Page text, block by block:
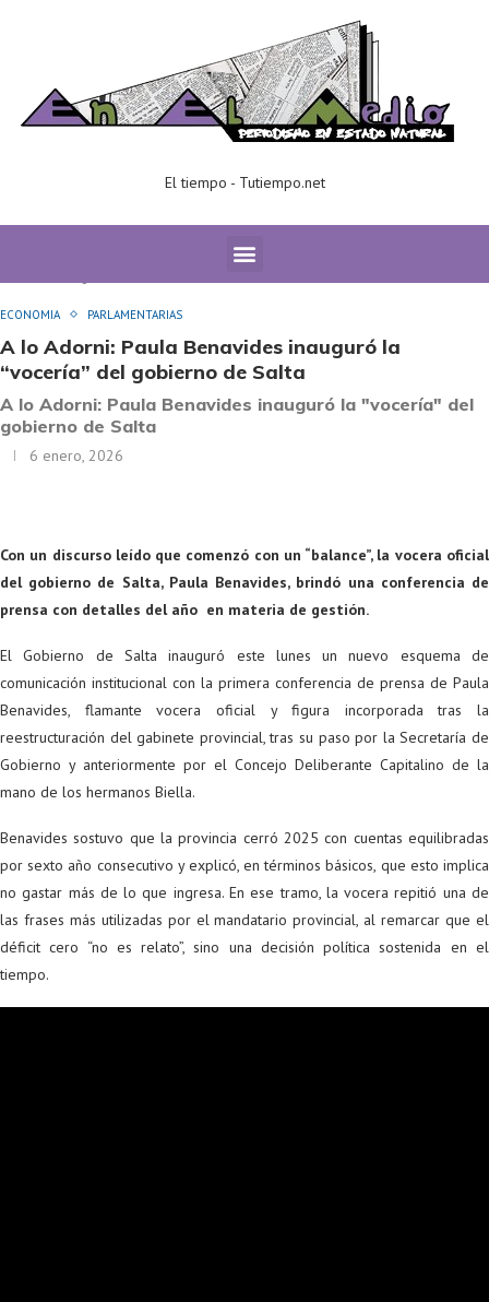
El tiempo - Tutiempo.net
A lo Adorni: Paula Benavides inauguró la
ECONOMIA PARLAMENTARIAS
A lo Adorni: Paula Benavides inauguró la
“vocería” del gobierno de Salta
A lo Adorni: Paula Benavides inauguró la "vocería" del
gobierno de Salta
6 enero, 2026
Con un discurso leído que comenzó con un “balance”, la vocera oficial
del gobierno de Salta, Paula Benavides, brindó una conferencia de
prensa con detalles del año en materia de gestión.
El Gobierno de Salta inauguró este lunes un nuevo esquema de
comunicación institucional con la primera conferencia de prensa de Paula
Benavides, flamante vocera oficial y figura incorporada tras la
reestructuración del gabinete provincial, tras su paso por la Secretaría de
Gobierno y anteriormente por el Concejo Deliberante Capitalino de la
mano de los hermanos Biella.
Benavides sostuvo que la provincia cerró 2025 con cuentas equilibradas
por sexto año consecutivo y explicó, en términos básicos, que esto implica
no gastar más de lo que ingresa. En ese tramo, la vocera repitió una de
las frases más utilizadas por el mandatario provincial, al remarcar que el
déficit cero “no es relato”, sino una decisión política sostenida en el
tiempo.